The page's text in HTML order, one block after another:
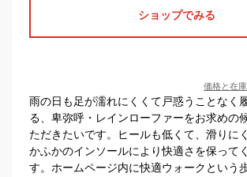
ショップでみる
価格と在
雨の日も足が濡れにくくて戸惑うことなく
る、卑弥呼・レインローファーをお求めの
ただきたいです。ヒールも低くて、滑りに
かふかのインソールにより快適さを保って
す。ホームページ内に快適ウォークという